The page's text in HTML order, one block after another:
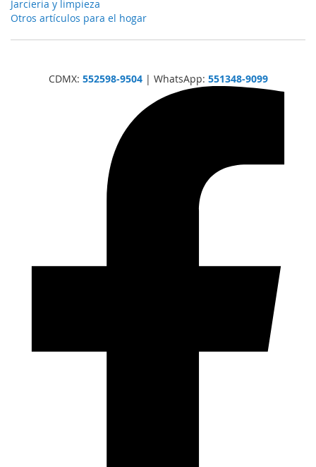
Jarcieria y limpieza
Otros artículos para el hogar
CDMX: 552598-9504| WhatsApp: 551348-9099